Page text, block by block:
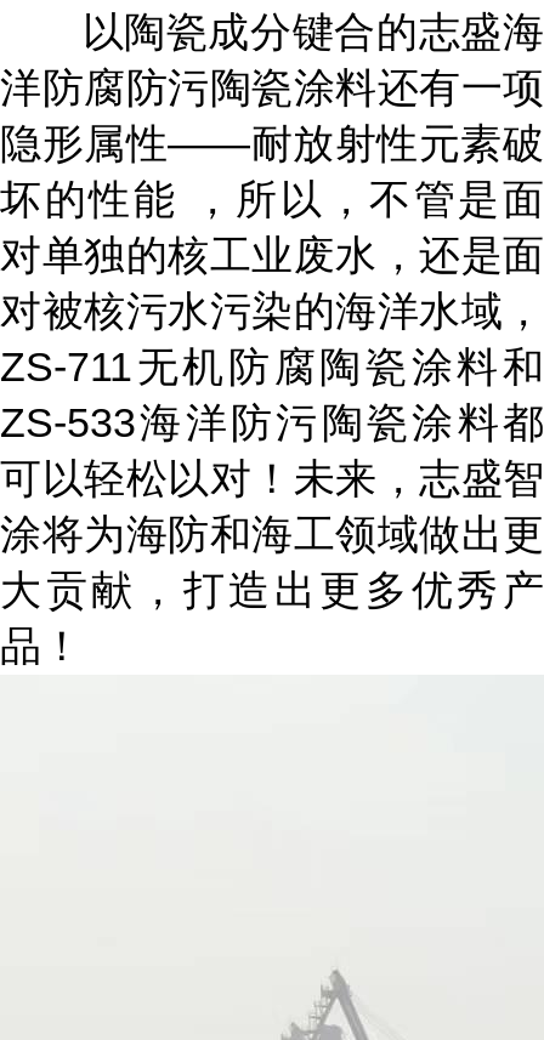
以陶瓷成分键合的志盛海
洋防腐防污陶瓷涂料还有一项
隐形属性——耐放射性元素破
坏的性能 ，所以，不管是面
对单独的核工业废水，还是面
对被核污水污染的海洋水域，
ZS-711无机防腐陶瓷涂料和
ZS-533海洋防污陶瓷涂料都
可以轻松以对！未来，志盛智
涂将为海防和海工领域做出更
大贡献，打造出更多优秀产
品！